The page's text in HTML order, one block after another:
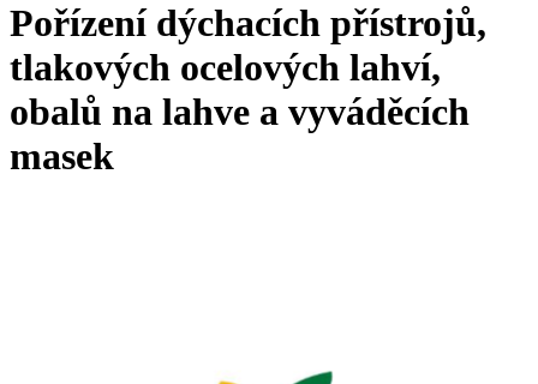
Pořízení dýchacích přístrojů,
tlakových ocelových lahví,
obalů na lahve a vyváděcích
masek